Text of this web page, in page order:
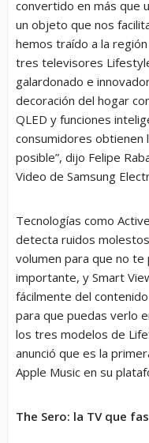
convertido en más que
un objeto que nos
hemos traído a la
tres televisores
galardonado e
decoración del hogar
QLED y funciones
consumidores obtienen
posible”, dijo Felipe
Video de Samsung
Tecnologías como
detecta ruidos
volumen para que no
importante, y Smart
fácilmente del
para que puedas verlo
los tres modelos de
anunció que es la
Apple Music en su
The Sero: la TV que